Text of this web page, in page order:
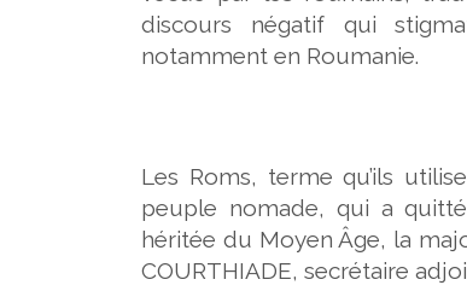
discours négatif qui
notamment en Roumanie.
Les Roms, terme qu’ils
peuple nomade, qui a quitté
héritée du Moyen Âge, la
COURTHIADE, secrétaire